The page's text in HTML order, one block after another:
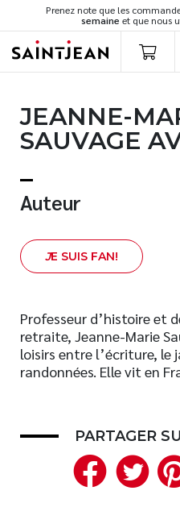
Prenez note que les
semaine et que nous
Romans
Cuisine
Littérature jeunesse
Famille
Culture générale
Vie pratique
Finances
Livres audio
Meilleurs vendeurs
Page vedette
JEANNE-
SAUVAGE
Auteur
JE SUIS FAN!
Professeur d’histoire et
retraite, Jeanne-Marie
loisirs entre l’écriture, le
randonnées. Elle vit en
PARTAGER